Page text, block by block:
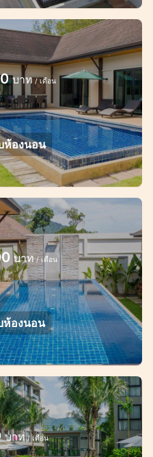
หาน เดินเพียง 20
องนอน ในหาน
บาท / เดือน
ห้องนอน
น 15 นาทีถึงหาด
หาดในหาน
บาท/ เดือน
ห้องนอน
อนในไดมอนด์
บาท/ เดือน